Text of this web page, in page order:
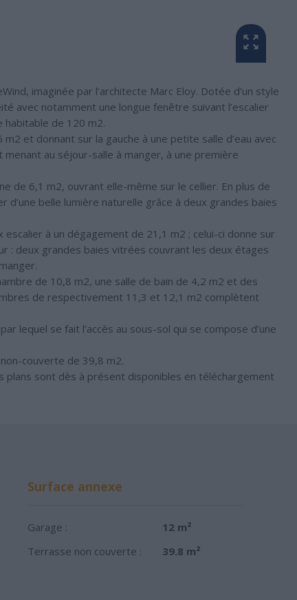
imaginée par l’architecte Marc Eloy. Dotée d’un style
avec notamment une longue fenêtre suivant l’escalier
habitable de 120 m2.
et donnant sur la gauche à une petite salle d’eau avec
au séjour-salle à manger, à une première
de 6,1 m2, ouvrant elle-même sur le cellier. En plus de
belle lumière naturelle grâce à deux grandes baies
à un dégagement de 21,1 m2 ; celui-ci donne sur
: deux grandes baies vitrées couvrant les deux étages
de 10,8 m2, une salle de bain de 4,2 m2 et des
de respectivement 11,3 et 12,1 m2 complètent
lequel se fait l’accès au sous-sol qui se compose d’une
couverte de 39,8 m2.
sont dès à présent disponibles en téléchargement
Surface annexe
Garage :
12 m²
Terrasse non couverte :
39.8 m²